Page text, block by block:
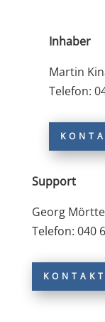
Inhaber
Martin
Telefon:
Support
Georg
Telefon: 040
KONTAKT